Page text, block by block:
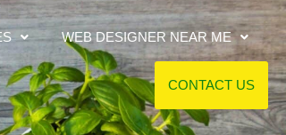
WEB DESIGNER NEAR ME
CONTACT US